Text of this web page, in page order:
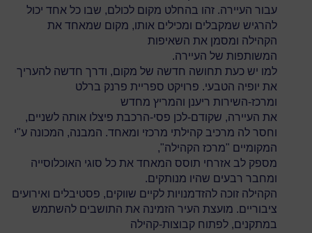
עבור העיירה. זהו בהחלט מקום לכולם, שבו כל אחד יכול
להרגיש שמקבלים ומכילים אותו, מקום שמאחד את
הקהילה ומסמן את השאיפות
המשותפות של העיירה.
למו יש כעת תחושה חדשה של מקום, ודרך חדשה להעריך
את יופיה הטבעי. פרויקט ספריית פרנק ברלט
ומרכז-השירות ריענן והמריץ מחדש
את העיירה, שקודם-לכן פסי-הרכבת פיצלו אותה לשניים,
וחסר לה מרכיב קהילתי מרכזי ומאחד. המבנה, המכונה ע"י
המקומיים "מרכז הקהילה",
מספק לב אזרחי תוסס המאחד את כל סוגי האוכלוסייה
ומחבר רבעים שהיו מנותקים.
הקהילה זוכה להזדמנויות לקיים שווקים, פסטיבלים ואירועים
ציבוריים. מועצת העיר הזמינה את התושבים להשתמש
במתקנים, לפתוח קבוצות-קהילה